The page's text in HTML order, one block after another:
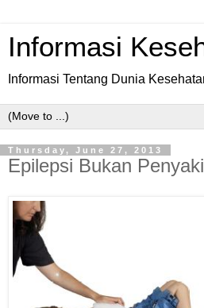
Informasi
Informasi Tentang Dunia
Thursday, June 27, 2013
Epilepsi Bukan